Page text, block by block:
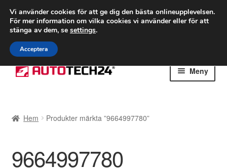
FRAKT från 75 kr
Världsomspännande frakt
Ring 766 924 713
Hoppa
till
Hoppa
till
Meny
Betalningar
Integritetspolicy
Hem Produkter märkta ”9664997780”
9664997780
Vi använder cookies för att ge dig den bästa onlineupplevelsen.
För mer information om vilka cookies vi använder eller för att
stänga av dem, se settings.
Acceptera